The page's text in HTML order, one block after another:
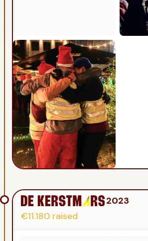
2023
€11.180 raised